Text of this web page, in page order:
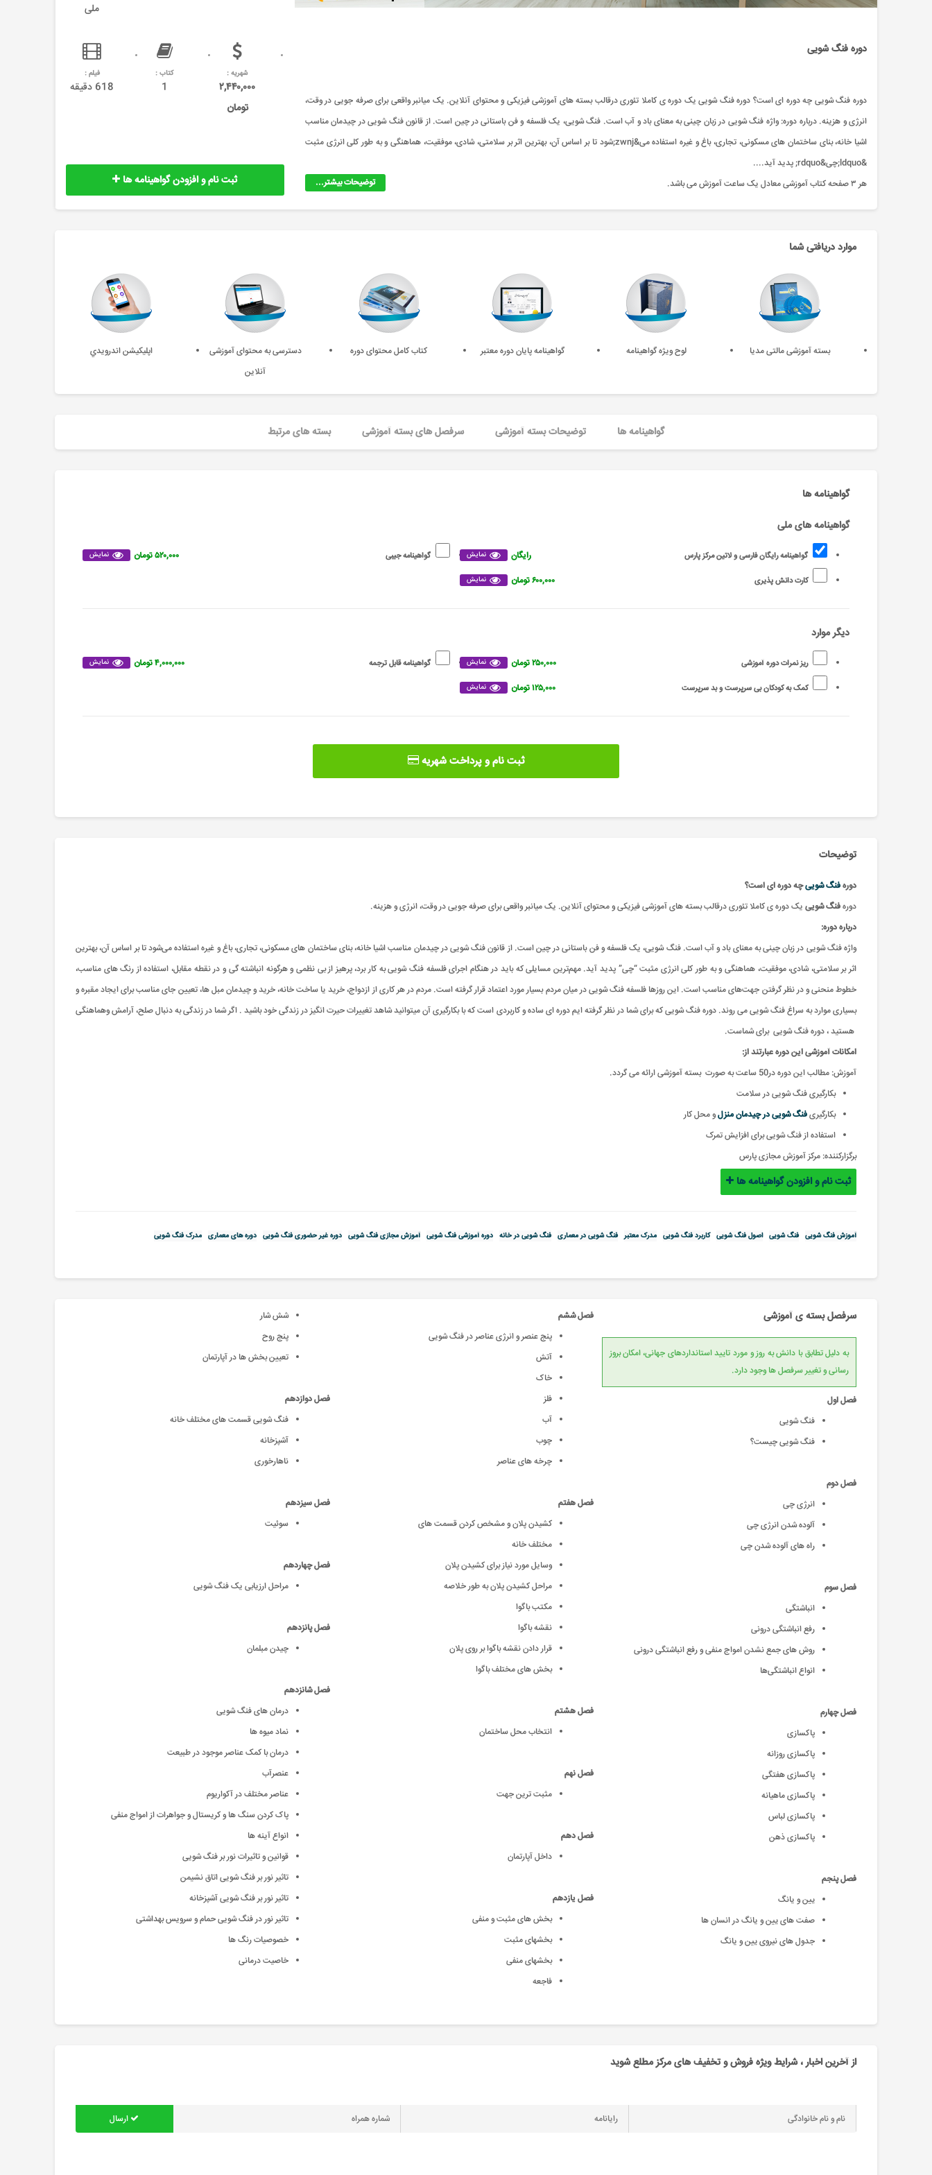
دوره فنگ شویی
دوره فنگ شویی چه دوره ای است؟ دوره فنگ شویی یک دوره ی کاملا تئوری درقالب بسته های آموزشی فیزیکی و محتوای آنلاین. یک میانبر واقعی برای صرفه جویی در وقت،
انرژی و هزینه. درباره دوره: واژه فنگ شويی در زبان چینی به معنای باد و آب است. فنگ شويی، یک فلسفه و فن باستانی در چین است. از قانون فنگ شويی در چیدمان مناسب
اشیا خانه، بنای ساختمان های مسکونی، تجاری، باغ و غیره استفاده می&zwnj;شود تا بر اساس آن، بهترين اثر بر سلامتی، شادی، موفقیت، هماهنگی و به طور کلی انرژی مثبت
&ldquo;چی&rdquo; پدید آید....
توضیحات بیشتر...
هر ۳ صفحه کتاب آموزشی معادل یک ساعت آموزش می باشد.
ملی
شهریه :
۲,۴۴۰,۰۰۰
تومان
کتاب :
1
فیلم :
618 دقیقه
ثبت نام و افزودن گواهینامه ها
موارد دریافتی شما
بسته آموزشی مالتی مدیا لوح ویژه گواهینامه گواهینامه پایان دوره معتبر کتاب کامل محتوای دوره
دسترسی به محتوای آموزشی
آنلاین
اپليکيشن اندرويدي
گواهینامه ها توضیحات بسته آموزشی سرفصل های بسته آموزشی بسته های مرتبط
گواهینامه ها
گواهینامه های ملی
گواهینامه رایگان فارسی و لاتین مرکز پارس نمایش رایگان
کارت دانش پذیری نمایش ۶۰۰,۰۰۰ تومان
گواهینامه جیبی نمایش ۵۲۰,۰۰۰ تومان
دیگر موارد
ریز نمرات دوره آموزشی نمایش ۲۵۰,۰۰۰ تومان
کمک به کودکان بی سرپرست و بد سرپرست نمایش ۱۲۵,۰۰۰ تومان
گواهینامه قابل ترجمه نمایش ۴,۰۰۰,۰۰۰ تومان
ثبت نام و پرداخت شهریه
توضیحات
دورهفنگ شوییچه دوره ای است؟
دورهفنگ شویی یک دوره ی کاملا تئوری درقالب بسته های آموزشی فیزیکی و محتوای آنلاین. یک میانبر واقعی برای صرفه جویی در وقت، انرژی و هزینه.
درباره دوره:
واژه فنگ شويی در زبان چینی به معنای باد و آب است. فنگ شويی، یک فلسفه و فن باستانی در چین است. از قانون فنگ شويی در چیدمان مناسب اشیا خانه، بنای ساختمان های مسکونی، تجاری، باغ و غیره استفاده می‌شود تا بر اساس آن، بهترين
اثر بر سلامتی، شادی، موفقیت، هماهنگی و به طور کلی انرژی مثبت “چی” پدید آید. مهم‌ترين مسایلی که باید در هنگام اجرای فلسفه فنگ شويی به کار برد، پرهیز از بی نظمی و هرگونه انباشته گی و در نقطه مقابل، استفاده از رنگ های مناسب،
خطوط منحنی و در نظر گرفتن جهت‌های مناسب است. این روزها فلسفه فنگ شويی در میان مردم بسیار مورد اعتماد قرار گرفته است. مردم در هر کاری از ازدواج، خريد یا ساخت خانه، خريد و چیدمان مبل ها، تعیین جای مناسب برای ایجاد مقبره و
بسیاری موارد به سراغ فنگ شويی می روند. دوره فنگ شويی که برای شما در نظر گرفته ایم دوره ای ساده و کاربردی است که با بکارگیری آن میتوانید شاهد تغییرات حیرت انگیز در زندگی خود باشید . اگر شما در زندگی به دنبال صلح، آرامش وهماهنگی
هستید ، دوره فنگ شويی برای شماست.
امکانات آموزشی این دوره عبارتند از:
آموزش: مطالب این دوره در50 ساعت به صورت بسته آموزشی ارائه می گردد
.
بکارگیری فنگ شویی در سلامت
بکارگیریفنگ شویی در چیدمان منزلو محل کار
استفاده از فنگ شویی برای افزایش تمرک
برگزارکننده: مرکز آموزش مجازی پارس
ثبت نام و افزودن گواهینامه ها
آموزش فنگ شویی فنگ شویی اصول فنگ شویی کاربرد فنگ شویی مدرک معتبر فنگ شویی در معماری فنگ شویی در خانه دوره آموزشی فنگ شویی آموزش مجازی فنگ شویی دوره غیر حضوری فنگ شویی دوره های معماری مدرک فنگ شویی
سرفصل بسته ی آموزشی
به دلیل تطابق با دانش به روز و مورد تایید استانداردهای جهانی، امکان بروز
رسانی و تغییر سرفصل ها وجود دارد.
فصل اول
فنگ شویی
فنگ شویی چیست؟
فصل دوم
انرژی چی
آلوده شدن انرژی چی
راه های آلوده شدن چی
فصل سوم
انباشتگی
رفع انباشتگی درونی
روش های جمع نشدن امواج منفی و رفع انباشتگی درونی
انواع انباشتگی‌ها
فصل چهارم
پاکسازی
پاکسازی روزانه
پاکسازی هفتگی
پاکسازی ماهیانه
پاکسازی لباس
پاکسازی ذهن
فصل پنجم
یین و یانگ
صفت های یین و یانگ در انسان ها
جدول های نیروی یین و یانگ
فصل ششم
پنج عنصر و انرژی عناصر در فنگ شویی
آتش
خاک
فلز
آب
چوب
چرخه های عناصر
فصل هفتم
کشیدن پلان و مشخص کردن قسمت های
مختلف خانه
وسایل مورد نیاز برای کشیدن پلان
مراحل کشیدن پلان به طور خلاصه
مکتب باگوا
نقشه باگوا
قرار دادن نقشه باگوا بر روی پلان
بخش های مختلف باگوا
فصل هشتم
انتخاب محل ساختمان
فصل نهم
مثبت ترین جهت
فصل دهم
داخل آپارتمان
فصل یازدهم
بخش های مثبت و منفی
بخشهای مثبت
بخشهای منفی
فاجعه
شش شار
پنج روح
تعیین بخش ها در آپارتمان
فصل دوازدهم
فنگ شویی قسمت های مختلف خانه
آشپزخانه
ناهارخوری
فصل سیزدهم
سوئیت
فصل چهاردهم
مراحل ارزیابی یک فنگ شویی
فصل پانزدهم
چیدن مبلمان
فصل شانزدهم
درمان های فنگ شویی
نماد میوه ها
درمان با کمک عناصر موجود در طبیعت
عنصرآب
عناصر مختلف در آکواریوم
پاک کردن سنگ ها و کریستال و جواهرات از امواج منفی
انواع آینه ها
قوانین و تاثیرات نور بر فنگ شویی
تاثیر نور بر فنگ شویی اتاق نشیمن
تاثیر نور بر فنگ شویی آشپزخانه
تاثیر نور در فنگ شویی حمام و سرویس بهداشتی
خصوصیات رنگ ها
خاصیت درمانی
از آخرین اخبار ، شرایط ویژه فروش و تخفیف های مرکز مطلع شوید
ارسال